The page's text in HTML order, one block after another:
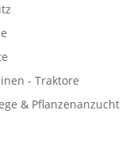
- Traktore
& Pflanzenanzucht